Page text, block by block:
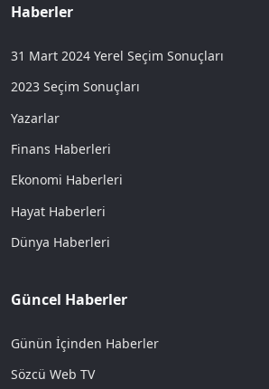
Haberler
31 Mart 2024 Yerel Seçim Sonuçları
2023 Seçim Sonuçları
Yazarlar
Finans Haberleri
Ekonomi Haberleri
Hayat Haberleri
Dünya Haberleri
Güncel Haberler
Günün İçinden Haberler
Sözcü Web TV